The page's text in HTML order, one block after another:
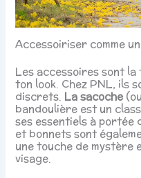
Accessoiriser comme
Les accessoires sont
ton look. Chez PNL, ils
discrets. La sacoche
bandoulière est un
ses essentiels à portée
et bonnets sont
une touche de mystère
visage.